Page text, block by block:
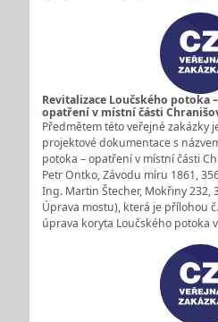
Revitalizace Loučského potoka
opatření v místní části
Předmětem této veřejné zakázky
projektové dokumentace s
potoka – opatření v místní části
Petr Ontko, Závodu míru 1861,
Ing. Martin Štecher, Mokřiny 232,
Úprava mostu), která je přílohou
úprava koryta Loučského potoka